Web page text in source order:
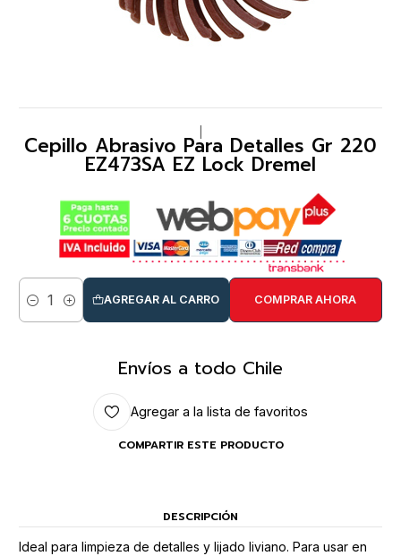
Cepillo Abrasivo Para Detalles Gr 220
EZ473SA EZ Lock Dremel
Cantidad
AGREGAR AL CARRO COMPRAR AHORA
Envíos a todo Chile
Agregar a la lista de favoritos
COMPARTIR ESTE PRODUCTO
DESCRIPCIÓN
Ideal para limpieza de detalles y lijado liviano. Para usar en